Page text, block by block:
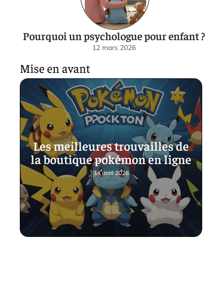
Pourquoi un psychologue pour enfant ?
12 mars 2026
Mise en avant
Les meilleures trouvailles de
la boutique pokémon en ligne
14 avril 2026